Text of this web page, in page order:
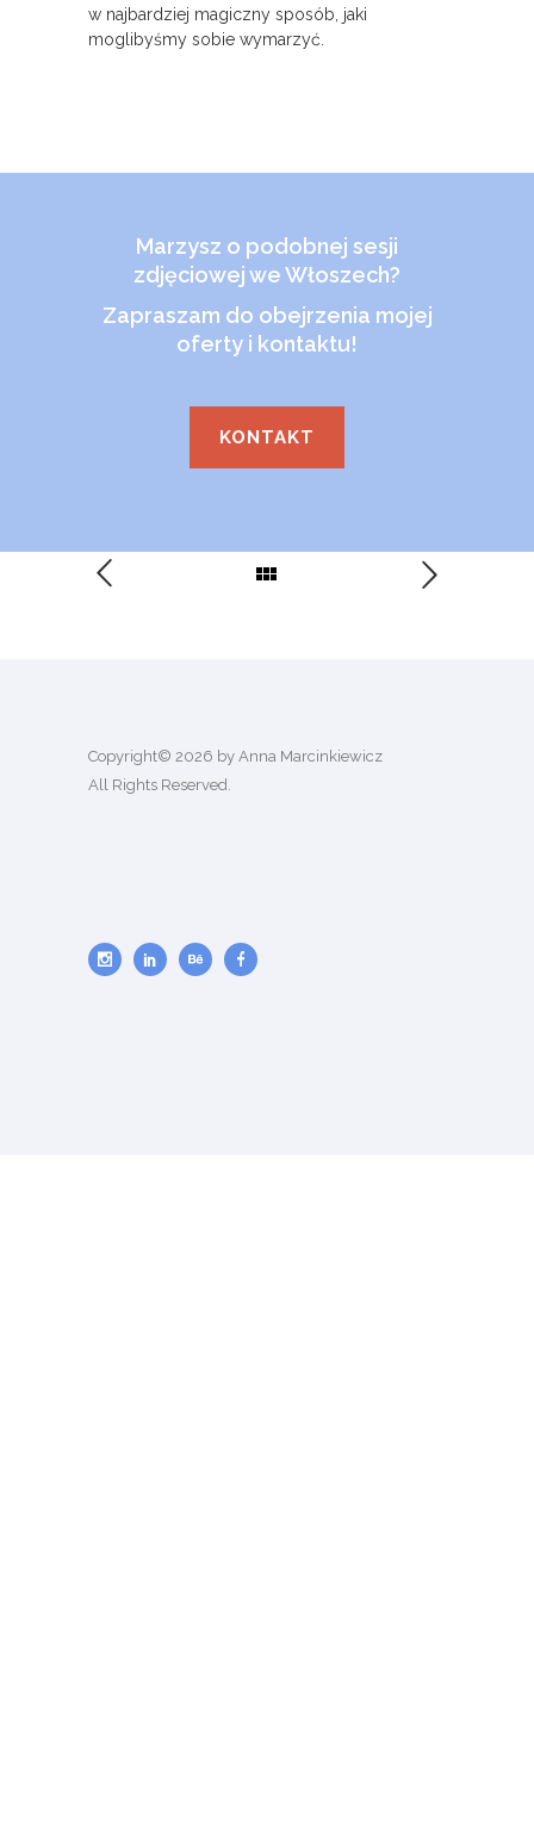
w najbardziej magiczny sposób, jaki
moglibyśmy sobie wymarzyć.
Marzysz o podobnej sesji
zdjęciowej we Włoszech?
Zapraszam do obejrzenia mojej
oferty i kontaktu!
KONTAKT
Copyright© 2026 by Anna Marcinkiewicz
All Rights Reserved.